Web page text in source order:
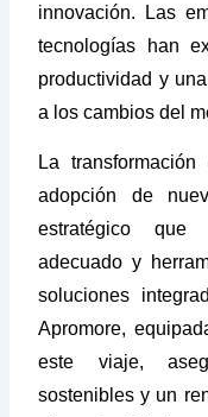
innovación. Las
tecnologías han
productividad y
a los cambios del
La
adopción de
estratégico que
adecuado y
soluciones
Apromore,
este viaje,
sostenibles y un